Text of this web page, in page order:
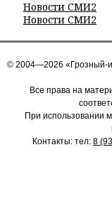
Новости СМИ2
Новости СМИ2
© 2004—2026 «Грозный-
Все права на
При использовании
Контакты: тел: 8